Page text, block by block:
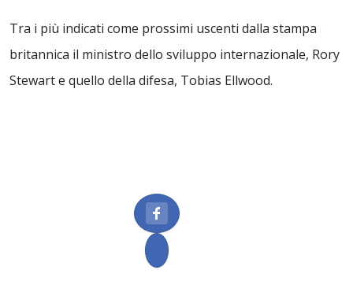
Tra i più indicati come prossimi uscenti dalla stampa
britannica il ministro dello sviluppo internazionale, Rory
Stewart e quello della difesa, Tobias Ellwood.